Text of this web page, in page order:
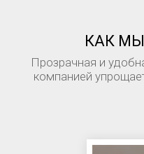
КАК
Прозрачная и
компанией